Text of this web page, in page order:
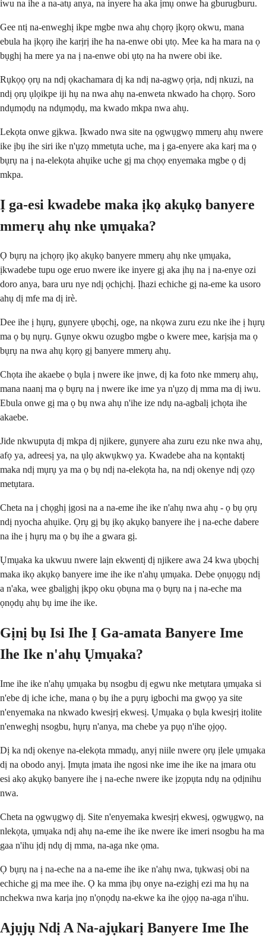
iwu na ihe a na-atụ anya, na inyere ha aka ịmụ onwe ha gburugburu.
Gee ntị na-enweghị ikpe mgbe nwa ahụ chọrọ ịkọrọ okwu, mana
ebula ha ịkọrọ ihe karịrị ihe ha na-enwe obi ụtọ. Mee ka ha mara na ọ
bụghị ha mere ya na ị na-enwe obi ụtọ na ha nwere obi ike.
Rụkọọ ọrụ na ndị ọkachamara dị ka ndị na-agwọ ọrịa, ndị nkuzi, na
ndị ọrụ ụlọikpe iji hụ na nwa ahụ na-enweta nkwado ha chọrọ. Soro
ndụmọdụ na ndụmọdụ, ma kwado mkpa nwa ahụ.
Lekọta onwe gịkwa. Ịkwado nwa site na ọgwụgwọ mmerụ ahụ nwere
ike ịbụ ihe siri ike n'ụzọ mmetụta uche, ma ị ga-enyere aka karị ma ọ
bụrụ na ị na-elekọta ahụike uche gị ma chọọ enyemaka mgbe ọ dị
mkpa.
Ị ga-esi kwadebe maka ịkọ akụkọ banyere
mmerụ ahụ nke ụmụaka?
Ọ bụrụ na ịchọrọ ịkọ akụkọ banyere mmerụ ahụ nke ụmụaka,
ịkwadebe tupu oge eruo nwere ike inyere gị aka ịhụ na ị na-enye ozi
doro anya, bara uru nye ndị ọchịchị. Ịhazi echiche gị na-eme ka usoro
ahụ dị mfe ma dị irè.
Dee ihe ị hụrụ, gụnyere ụbọchị, oge, na nkọwa zuru ezu nke ihe ị hụrụ
ma ọ bụ nụrụ. Gụnye okwu ozugbo mgbe o kwere mee, karịsịa ma ọ
bụrụ na nwa ahụ kọrọ gị banyere mmerụ ahụ.
Chọta ihe akaebe ọ bụla ị nwere ike ịnwe, dị ka foto nke mmerụ ahụ,
mana naanị ma ọ bụrụ na ị nwere ike ime ya n'ụzọ dị mma ma dị iwu.
Ebula onwe gị ma ọ bụ nwa ahụ n'ihe ize ndụ na-agbalị ịchọta ihe
akaebe.
Jide nkwupụta dị mkpa dị njikere, gụnyere aha zuru ezu nke nwa ahụ,
afọ ya, adreesị ya, na ụlọ akwụkwọ ya. Kwadebe aha na kọntaktị
maka ndị mụrụ ya ma ọ bụ ndị na-elekọta ha, na ndị okenye ndị ọzọ
metụtara.
Cheta na ị chọghị ịgosi na a na-eme ihe ike n'ahụ nwa ahụ - ọ bụ ọrụ
ndị nyocha ahụike. Ọrụ gị bụ ịkọ akụkọ banyere ihe ị na-eche dabere
na ihe ị hụrụ ma ọ bụ ihe a gwara gị.
Ụmụaka ka ukwuu nwere laịn ekwentị dị njikere awa 24 kwa ụbọchị
maka ikọ akụkọ banyere ime ihe ike n'ahụ ụmụaka. Debe ọnụọgụ ndị
a n'aka, wee gbalịghị ịkpọ oku ọbụna ma ọ bụrụ na ị na-eche ma
ọnọdụ ahụ bụ ime ihe ike.
Gịnị bụ Isi Ihe Ị Ga-amata Banyere Ime
Ihe Ike n'ahụ Ụmụaka?
Ime ihe ike n'ahụ ụmụaka bụ nsogbu dị egwu nke metụtara ụmụaka si
n'ebe dị iche iche, mana ọ bụ ihe a pụrụ igbochi ma gwọọ ya site
n'enyemaka na nkwado kwesịrị ekwesị. Ụmụaka ọ bụla kwesịrị itolite
n'enweghị nsogbu, hụrụ n'anya, ma chebe ya pụọ n'ihe ọjọọ.
Dị ka ndị okenye na-elekọta mmadụ, anyị niile nwere ọrụ ịlele ụmụaka
dị na obodo anyị. Ịmụta ịmata ihe ngosi nke ime ihe ike na ịmara otu
esi akọ akụkọ banyere ihe ị na-eche nwere ike ịzọpụta ndụ na ọdịnihu
nwa.
Cheta na ọgwụgwọ dị. Site n'enyemaka kwesịrị ekwesị, ọgwụgwọ, na
nlekọta, ụmụaka ndị ahụ na-eme ihe ike nwere ike imeri nsogbu ha ma
gaa n'ihu ịdị ndụ dị mma, na-aga nke ọma.
Ọ bụrụ na ị na-eche na a na-eme ihe ike n'ahụ nwa, tụkwasị obi na
echiche gị ma mee ihe. Ọ ka mma ịbụ onye na-ezighị ezi ma hụ na
nchekwa nwa karịa ịnọ n'ọnọdụ na-ekwe ka ihe ọjọọ na-aga n'ihu.
Ajụjụ Ndị A Na-ajụkarị Banyere Ime Ihe